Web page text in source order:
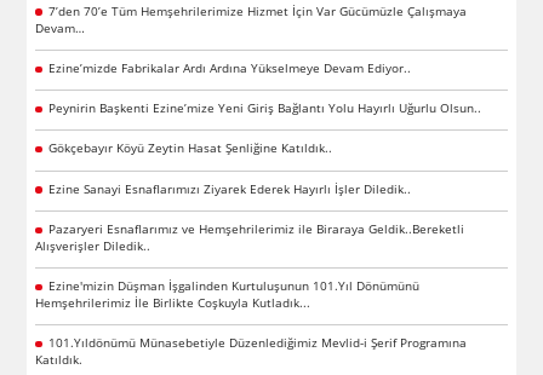
7’den 70’e Tüm Hemşehrilerimize Hizmet İçin Var Gücümüzle Çalışmaya
Devam…
Ezine’mizde Fabrikalar Ardı Ardına Yükselmeye Devam Ediyor..
Peynirin Başkenti Ezine’mize Yeni Giriş Bağlantı Yolu Hayırlı Uğurlu Olsun..
Gökçebayır Köyü Zeytin Hasat Şenliğine Katıldık..
Ezine Sanayi Esnaflarımızı Ziyarek Ederek Hayırlı İşler Diledik..
Pazaryeri Esnaflarımız ve Hemşehrilerimiz ile Biraraya Geldik..Bereketli
Alışverişler Diledik..
Ezine'mizin Düşman İşgalinden Kurtuluşunun 101.Yıl Dönümünü
Hemşehrilerimiz İle Birlikte Coşkuyla Kutladık...
101.Yıldönümü Münasebetiyle Düzenlediğimiz Mevlid-i Şerif Programına
Katıldık.